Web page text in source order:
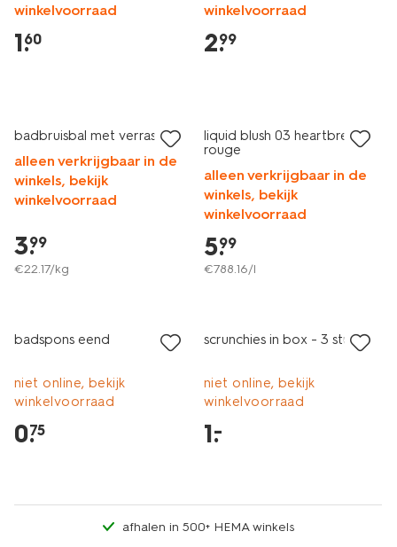
winkelvoorraad
1.
60
winkelvoorraad
2.
99
badbruisbal met verrassing
alleen verkrijgbaar in de
winkels, bekijk
winkelvoorraad
3.
99
€22.17/kg
liquid blush 03 heartbreaker
rouge
alleen verkrijgbaar in de
winkels, bekijk
winkelvoorraad
5.
99
€788.16/l
badspons eend
niet online, bekijk
winkelvoorraad
0.
75
scrunchies in box - 3 stuks
niet online, bekijk
winkelvoorraad
1.
–
afhalen in 500+ HEMA winkels